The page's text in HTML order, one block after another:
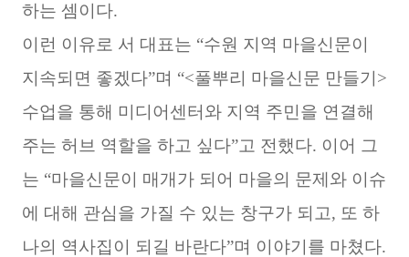
하는 셈이다.
이런 이유로 서 대표는 “수원 지역 마을신문이
지속되면 좋겠다”며 “<풀뿌리 마을신문 만들기>
수업을 통해 미디어센터와 지역 주민을 연결해
주는 허브 역할을 하고 싶다”고 전했다. 이어 그
는 “마을신문이 매개가 되어 마을의 문제와 이슈
에 대해 관심을 가질 수 있는 창구가 되고, 또 하
나의 역사집이 되길 바란다”며 이야기를 마쳤다.